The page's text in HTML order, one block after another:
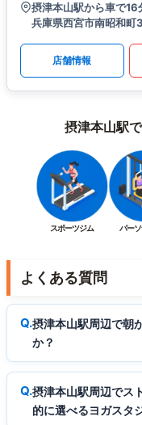
摂津本山駅から車で16
兵庫県西宮市南昭和
店舗情報
摂津本山駅
スポーツジム パー
よくある質問
摂津本山駅周辺で朝
か？
摂津本山駅周辺でス
的に選べるヨガスタ